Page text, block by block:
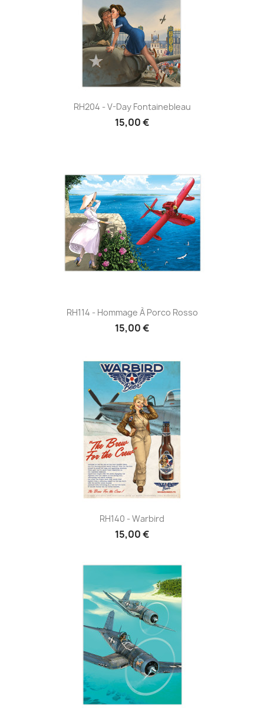
RH204 - V-Day Fontainebleau
15,00 €
RH114 - Hommage À Porco Rosso
15,00 €
RH140 - Warbird
15,00 €